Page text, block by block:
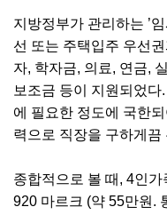
지방정부가 관리하는 ’
선 또는 주택입주 우선
자, 학자금, 의료, 연금,
보조금 등이 지원되었다
에 필요한 정도에 국한
력으로 직장을 구하게끔
종합적으로 볼 때, 4인
920 마르크 (약 55만원.